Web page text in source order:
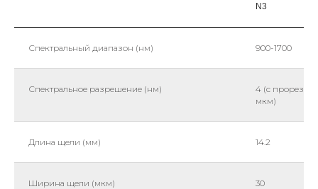
N3
Спектральный диапазон (нм) 900-1700
Спектральное разрешение (нм)
4 (с прорезью
мкм)
Длина щели (мм) 14.2
Ширина щели (мкм) 30